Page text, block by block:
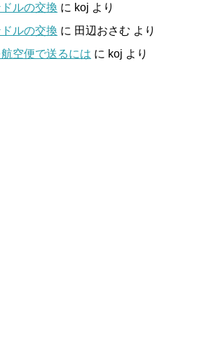
ルの交換 に koj より
ルの交換 に 田辺おさむ より
空便で送るには に koj より